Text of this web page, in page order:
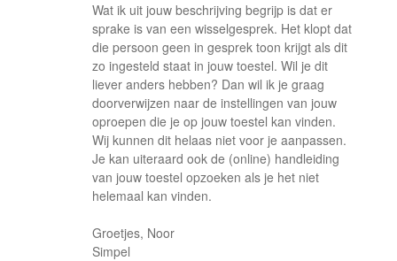
Wat ik uit jouw beschrijving begrijp is dat er
sprake is van een wisselgesprek. Het klopt dat
die persoon geen in gesprek toon krijgt als dit
zo ingesteld staat in jouw toestel. Wil je dit
liever anders hebben? Dan wil ik je graag
doorverwijzen naar de instellingen van jouw
oproepen die je op jouw toestel kan vinden.
Wij kunnen dit helaas niet voor je aanpassen.
Je kan uiteraard ook de (online) handleiding
van jouw toestel opzoeken als je het niet
helemaal kan vinden.
Groetjes, Noor
Simpel